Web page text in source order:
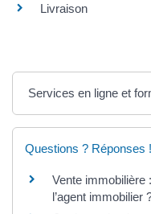
Livraison
Services en ligne et
Questions ? Réponses !
Vente immobilière
l’agent immobilier